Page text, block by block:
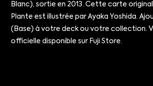
Blanc), sortie en 2013. Cette carte
Plante est illustrée par Ayaka Yoshida.
(Base) à votre deck ou votre collection.
officielle disponible sur Fuji Store.